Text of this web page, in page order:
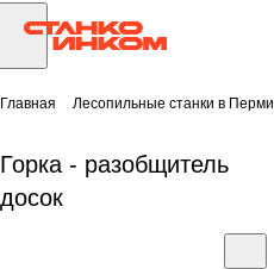
Главная Лесопильные станки в Перми
Горка - разобщитель
досок